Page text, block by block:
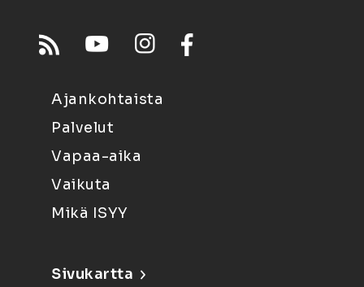
Ajankohtaista
Palvelut
Vapaa-aika
Vaikuta
Mikä ISYY
Sivukartta